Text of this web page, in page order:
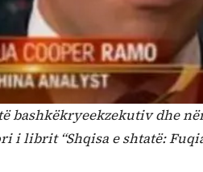
bashkëkryeekzekutiv dhe
i librit “Shqisa e shtatë: